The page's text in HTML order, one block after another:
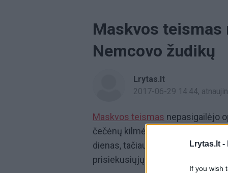
Lrytas.lt -
If you wish
Maskvos teismas
Nemcovo žudikų
Lrytas.lt
2017-06-29 14:44,
Maskvos teismas nepasigailėjo
čečėnų kilmės asmenys
dienas, tačiau žiuri nebuvo
prisiekusiųjų.